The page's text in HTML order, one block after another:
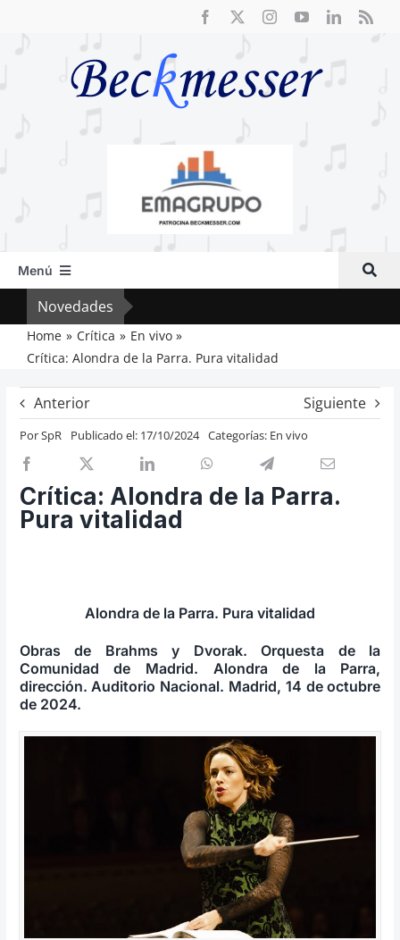
Menú
Inicio
Actual
Artículos
Crítica
Previos de ópera
Cosas de Beckmesser
Novedades
Home Crítica
En vivo
Crítica: Alondra de la Parra. Pura vitalidad
Anterior Siguiente
PorSpR Publicado el: 17/10/2024 Categorías: En vivo
Crítica: Alondra de la Parra.
Pura vitalidad
Alondra de la Parra. Pura vitalidad
Obras de Brahms y Dvorak. Orquesta de la
Comunidad de Madrid. Alondra de la Parra,
dirección. Auditorio Nacional. Madrid, 14 de octubre
de 2024.